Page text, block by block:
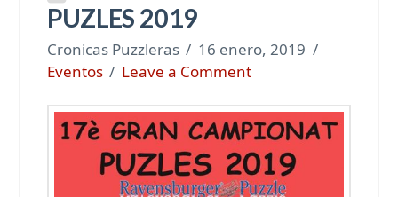
PUZLES 2019
Cronicas Puzzleras
16 enero, 2019
Eventos
Leave a Comment